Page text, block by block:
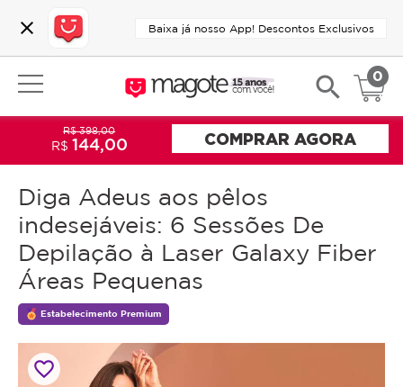
close Baixa já nosso App! Descontos Exclusivos
search 0
Diga Adeus aos pêlos
indesejáveis: 6 Sessões De
Depilação à Laser Galaxy Fiber
Áreas Pequenas
Estabelecimento Premium
favorite_border
R$ 398,00
R$ 144,00 COMPRAR AGORA